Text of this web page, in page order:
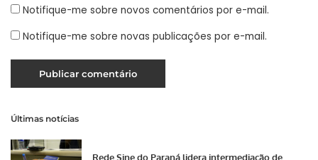
Notifique-me sobre novos comentários por e-mail.
Notifique-me sobre novas publicações por e-mail.
Últimas notícias
Rede Sine do Paraná lidera intermediação de